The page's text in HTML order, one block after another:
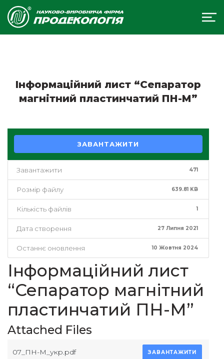
Інформаційний лист “Сепаратор
магнітний пластинчатий ПН-М”
ЗАВАНТАЖИТИ
Завантажити 471
Розмір файлу 639.81 KB
Кількість файлів 1
Дата створення 27 Липня 2021
Останнє оновлення 10 Жовтня 2024
Інформаційний лист
“Сепаратор магнітний
пластинчатий ПН-М”
Attached Files
07_ПН-М_укр.pdf ЗАВАНТАЖИТИ